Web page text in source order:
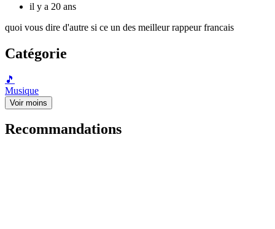
il y a 20 ans
quoi vous dire d'autre si ce un des meilleur rappeur francais
Catégorie
🎵
Musique
Voir moins
Recommandations